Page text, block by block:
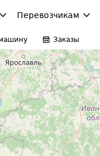
Перевозчикам
Заказы